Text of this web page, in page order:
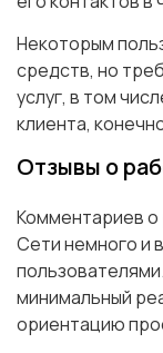
Некоторым
средств, но
услуг, в том
клиента,
Отзывы о
Комментариев о
Сети немного и
минимальный
ориентацию